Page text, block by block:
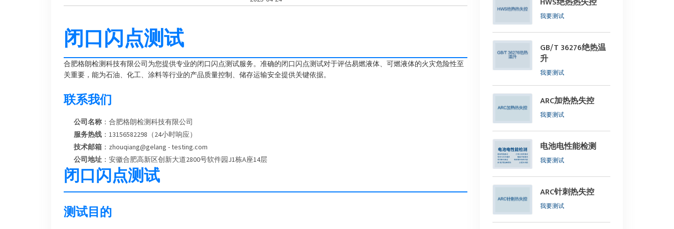
闭口闪点测试
合肥格朗检测科技有限公司为您提供专业的闭口闪点测试服务。准确的闭口闪点测试对于评估易燃液体、可燃液体的火灾危险性至
关重要，能为石油、化工、涂料等行业的产品质量控制、储存运输安全提供关键依据。
联系我们
公司名称 ：合肥格朗检测科技有限公司
服务热线 ：13156582298（24小时响应）
技术邮箱 ：zhouqiang@gelang - testing.com
公司地址 ：安徽合肥高新区创新大道2800号软件园J1栋A座14层
闭口闪点测试
测试目的
我要测试
GB/T 36276绝热温
升
我要测试
ARC加热热失控
我要测试
电池电性能检测
我要测试
ARC针刺热失控
我要测试